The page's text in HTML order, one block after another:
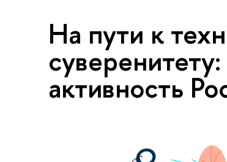
На пути к
активность